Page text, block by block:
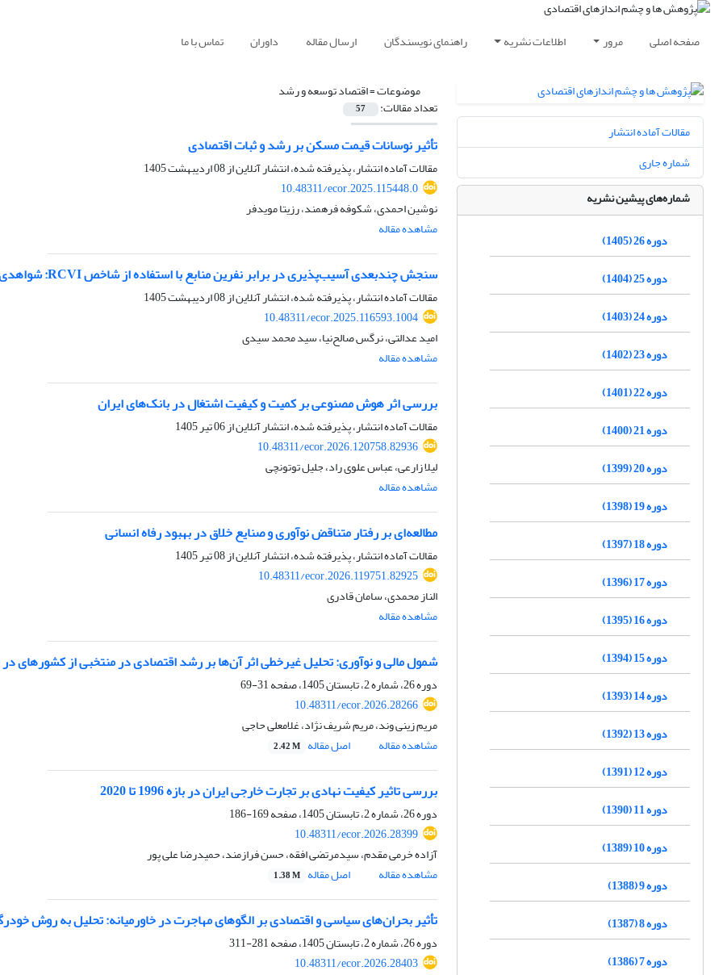
صفحه اصلی مرور اطلاعات نشریه راهنمای نویسندگان ارسال مقاله داوران تماس با ما
موضوعات =اقتصاد توسعه و رشد
تعداد مقالات: 57
تأثیر نوسانات قیمت مسکن بر رشد و ثبات اقتصادی
مقالات آماده انتشار، پذیرفته شده، انتشار آنلاین از08 اردیبهشت 1405
10.48311/ecor.2025.115448.0
نوشین احمدی، شکوفه فرهمند، رزیتا مویدفر
مشاهده مقاله
سنجش چندبعدی آسیب‌پذیری در برابر نفرین منابع با استفاده از شاخص RCVI: شواهدی از همگرایی باشگاهی در ۵۴ کشور (2010-2021)
مقالات آماده انتشار، پذیرفته شده، انتشار آنلاین از08 اردیبهشت 1405
10.48311/ecor.2025.116593.1004
امید عدالتی، نرگس صالح‌نیا، سید محمد سیدی
مشاهده مقاله
بررسی اثر هوش مصنوعی بر کمیت و کیفیت اشتغال در بانک‌های ایران
مقالات آماده انتشار، پذیرفته شده، انتشار آنلاین از06 تیر 1405
10.48311/ecor.2026.120758.82936
لیلا زارعی، عباس علوی راد، جلیل توتونچی
مشاهده مقاله
مطالعه‌ای بر رفتار متناقض نوآوری و صنایع خلاق در بهبود رفاه انسانی
مقالات آماده انتشار، پذیرفته شده، انتشار آنلاین از08 تیر 1405
10.48311/ecor.2026.119751.82925
الناز محمدی، سامان قادری
مشاهده مقاله
شمول مالی و نوآوری: تحلیل غیرخطی اثر آن‌ها بر رشد اقتصادی در منتخبی از کشورهای
دوره 26، شماره 2، تابستان 1405، صفحه
31-69
10.48311/ecor.2026.28266
مریم زینی وند، مریم شریف نژاد، غلامعلی حاجی
مشاهده مقاله
اصل مقاله 2.42 M
بررسی تاثیر کیفیت نهادی بر تجارت خارجی ایران در بازه 1996 تا 2020
دوره 26، شماره 2، تابستان 1405، صفحه
169-186
10.48311/ecor.2026.28399
آزاده خرمی مقدم، سیدمرتضی افقه، حسن فرازمند، حمیدرضا علی پور
مشاهده مقاله
اصل مقاله 1.38 M
تأثیر بحران‌های سیاسی و اقتصادی بر الگوهای مهاجرت در خاورمیانه: تحلیل به روش
دوره 26، شماره 2، تابستان 1405، صفحه
281-311
10.48311/ecor.2026.28403
مقالات آماده انتشار
شماره جاری
شماره‌های پیشین نشریه
دوره 26 (1405)
دوره 25 (1404)
دوره 24 (1403)
دوره 23 (1402)
دوره 22 (1401)
دوره 21 (1400)
دوره 20 (1399)
دوره 19 (1398)
دوره 18 (1397)
دوره 17 (1396)
دوره 16 (1395)
دوره 15 (1394)
دوره 14 (1393)
دوره 13 (1392)
دوره 12 (1391)
دوره 11 (1390)
دوره 10 (1389)
دوره 9 (1388)
دوره 8 (1387)
دوره 7 (1386)